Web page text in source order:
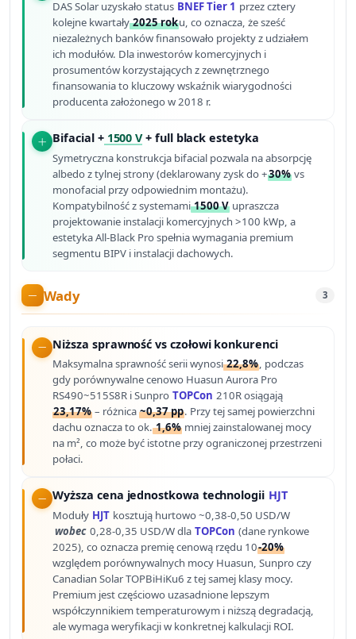
DAS Solar uzyskało status BNEF Tier 1 przez cztery
kolejne kwartały2025 roku, co oznacza, że sześć
niezależnych banków finansowało projekty z udziałem
ich modułów. Dla inwestorów komercyjnych i
prosumentów korzystających z zewnętrznego
finansowania to kluczowy wskaźnik wiarygodności
producenta założonego w 2018 r.
Bifacial +1500 V+ full black estetyka
Symetryczna konstrukcja bifacial pozwala na absorpcję
albedo z tylnej strony (deklarowany zysk do +30% vs
monofacial przy odpowiednim montażu).
Kompatybilność z systemami1500 V upraszcza
projektowanie instalacji komercyjnych >100 kWp, a
estetyka All-Black Pro spełnia wymagania premium
segmentu BIPV i instalacji dachowych.
Wady 3
Niższa sprawność vs czołowi konkurenci
Maksymalna sprawność serii wynosi22,8%, podczas
gdy porównywalne cenowo Huasun Aurora Pro
RS490~515S8R i Sunpro TOPCon 210R osiągają
23,17% – różnica~0,37 pp. Przy tej samej powierzchni
dachu oznacza to ok.1,6% mniej zainstalowanej mocy
na m², co może być istotne przy ograniczonej przestrzeni
połaci.
Wyższa cena jednostkowa technologii HJT
Moduły HJT kosztują hurtowo ~0,38-0,50 USD/W
wobec 0,28-0,35 USD/W dla TOPCon (dane rynkowe
2025), co oznacza premię cenową rzędu 10-20%
względem porównywalnych mocy Huasun, Sunpro czy
Canadian Solar TOPBiHiKu6 z tej samej klasy mocy.
Premium jest częściowo uzasadnione lepszym
współczynnikiem temperaturowym i niższą degradacją,
ale wymaga weryfikacji w konkretnej kalkulacji ROI.